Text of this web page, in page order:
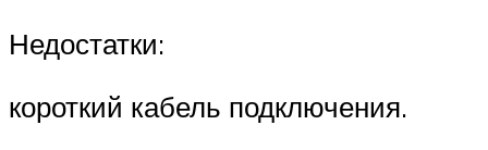
Недостатки:
короткий кабель подключения.